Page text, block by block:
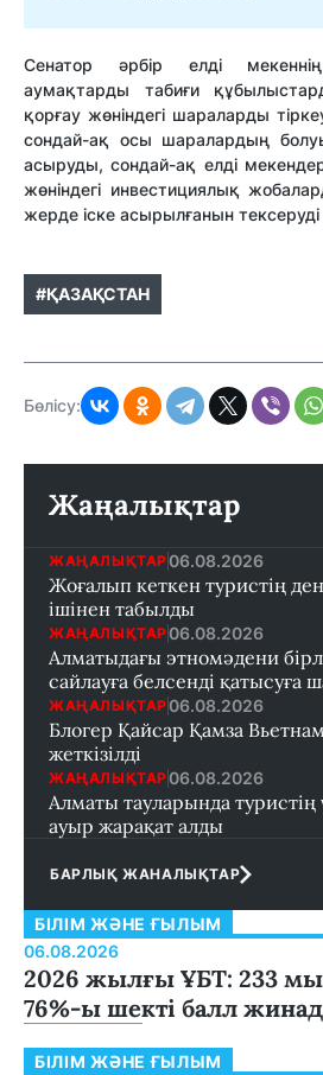
Сенатор әрбір елді
аумақтарды табиғи
қорғау жөніндегі шараларды
сондай-ақ осы шаралардың
асыруды, сондай-ақ елді
жөніндегі инвестициялық
жерде іске асырылғанын
#ҚАЗАҚСТАН
Бөлісу:
Жаңалықтар
ЖАҢАЛЫҚТАР 06.08.2026
Жоғалып кеткен туристің
ішінен табылды
ЖАҢАЛЫҚТАР 06.08.2026
Алматыдағы этномәдени
сайлауға белсенді қатысуға
ЖАҢАЛЫҚТАР 06.08.2026
Блогер Қайсар Қамза
жеткізілді
ЖАҢАЛЫҚТАР 06.08.2026
Алматы тауларында туристің
ауыр жарақат алды
БАРЛЫҚ ЖАНАЛЫҚТАР
БІЛІМ ЖӘНЕ ҒЫЛЫМ
06.08.2026
2026 жылғы ҰБТ: 233
76%-ы шекті балл
БІЛІМ ЖӘНЕ ҒЫЛЫМ